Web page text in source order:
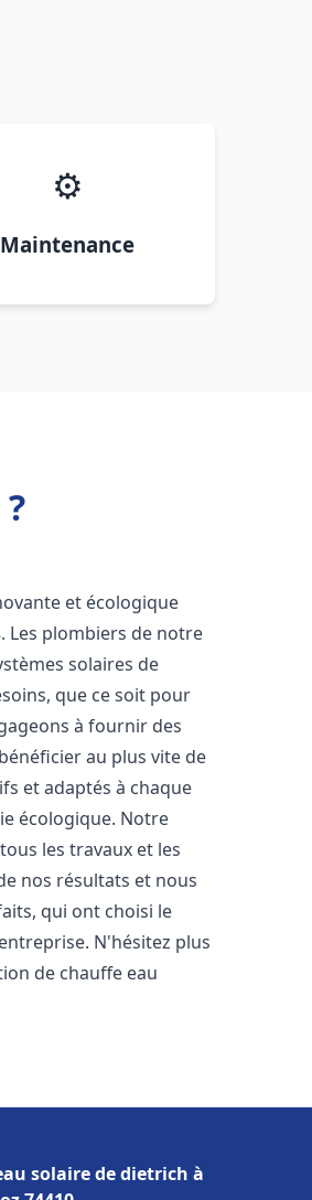
⚙️
Maintenance
et écologique
. Les plombiers de notre
solaires de
que ce soit pour
à fournir des
au plus vite de
et adaptés à chaque
écologique. Notre
les travaux et les
nos résultats et nous
qui ont choisi le
N'hésitez plus
de chauffe eau
solaire de dietrich à